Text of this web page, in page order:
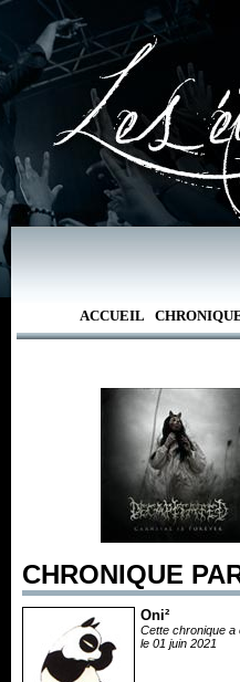
ACCUEIL
CHRONIQUE
Oni²
Cette chronique a
le 01 juin 2021